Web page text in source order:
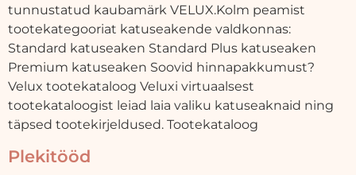
tunnustatud kaubamärk VELUX.Kolm peamist
tootekategooriat katuseakende valdkonnas:
Standard katuseaken Standard Plus katuseaken
Premium katuseaken Soovid hinnapakkumust?
Velux tootekataloog Veluxi virtuaalsest
tootekataloogist leiad laia valiku katuseaknaid ning
täpsed tootekirjeldused. Tootekataloog
Plekitööd